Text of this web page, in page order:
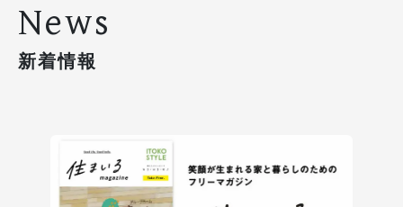
News
新着情報